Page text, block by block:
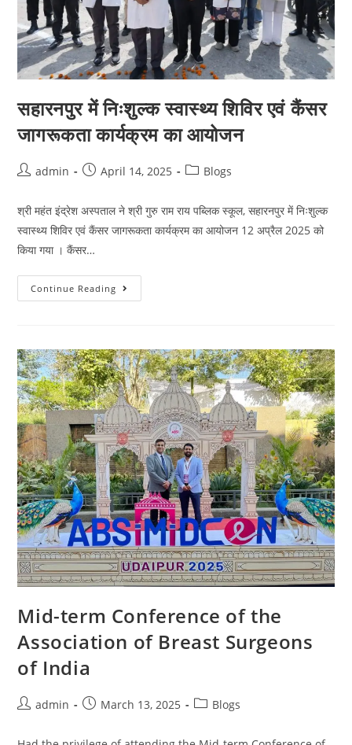
सहारनपुर में निःशुल्क स्वास्थ्य शिविर एवं कैंसर
जागरूकता कार्यक्रम का आयोजन
admin April 14, 2025 Blogs
श्री महंत इंद्रेश अस्पताल ने श्री गुरु राम राय पब्लिक स्कूल, सहारनपुर में निःशुल्क
स्वास्थ्य शिविर एवं कैंसर जागरूकता कार्यक्रम का आयोजन 12 अप्रैल 2025 को
किया गया । कैंसर…
Continue Reading
Mid-term Conference of the
Association of Breast Surgeons
of India
admin March 13, 2025 Blogs